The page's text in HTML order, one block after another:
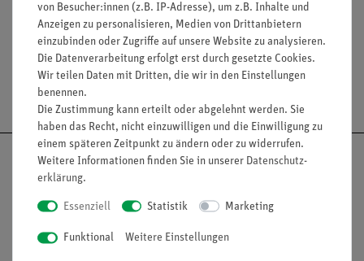
ohne Aufbewahrungsboxen
Nach oben
von Besucher:innen (z.B. IP-Adresse), um z.B. Inhalte und
Anzeigen zu personalisieren, Medien von Drittanbietern
einzubinden oder Zugriffe auf unsere Website zu analysieren.
Die Datenverarbeitung erfolgt erst durch gesetzte Cookies.
Wir teilen Daten mit Dritten, die wir in den Einstellungen
benennen.
Die Zustimmung kann erteilt oder abgelehnt werden. Sie
haben das Recht, nicht einzuwilligen und die Einwilligung zu
einem späteren Zeitpunkt zu ändern oder zu widerrufen.
Weitere Informationen finden Sie in unserer Daten­schutz­
erklärung.
Essenziell Statistik Marketing
Funktional Weitere Einstellungen